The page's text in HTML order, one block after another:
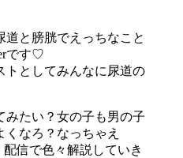
道と膀胱でえっちなこと
です♡
トとしてみんなに尿道の
みたい？女の子も男の子
くなろ？なっちゃえ
信で色々解説していき